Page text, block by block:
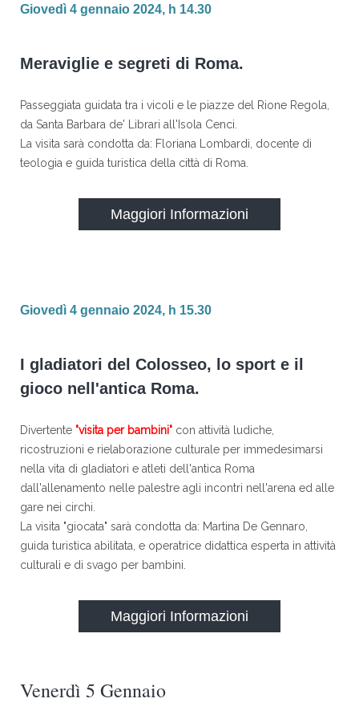
Giovedì 4 gennaio 2024, h 14.30
Meraviglie e segreti di Roma.
Passeggiata guidata tra i vicoli e le piazze del Rione Regola,
da Santa Barbara de' Librari all'Isola Cenci.
La visita sarà condotta da: Floriana Lombardi, docente di
teologia e guida turistica della città di Roma.
Maggiori Informazioni
Giovedì 4 gennaio 2024, h 15.30
I gladiatori del Colosseo, lo sport e il
gioco nell'antica Roma.
Divertente "visita per bambini" con attività ludiche,
ricostruzioni e rielaborazione culturale per immedesimarsi
nella vita di gladiatori e atleti dell'antica Roma
dall'allenamento nelle palestre agli incontri nell'arena ed alle
gare nei circhi.
La visita "giocata" sarà condotta da: Martina De Gennaro,
guida turistica abilitata, e operatrice didattica esperta in attività
culturali e di svago per bambini.
Maggiori Informazioni
Venerdì 5 Gennaio